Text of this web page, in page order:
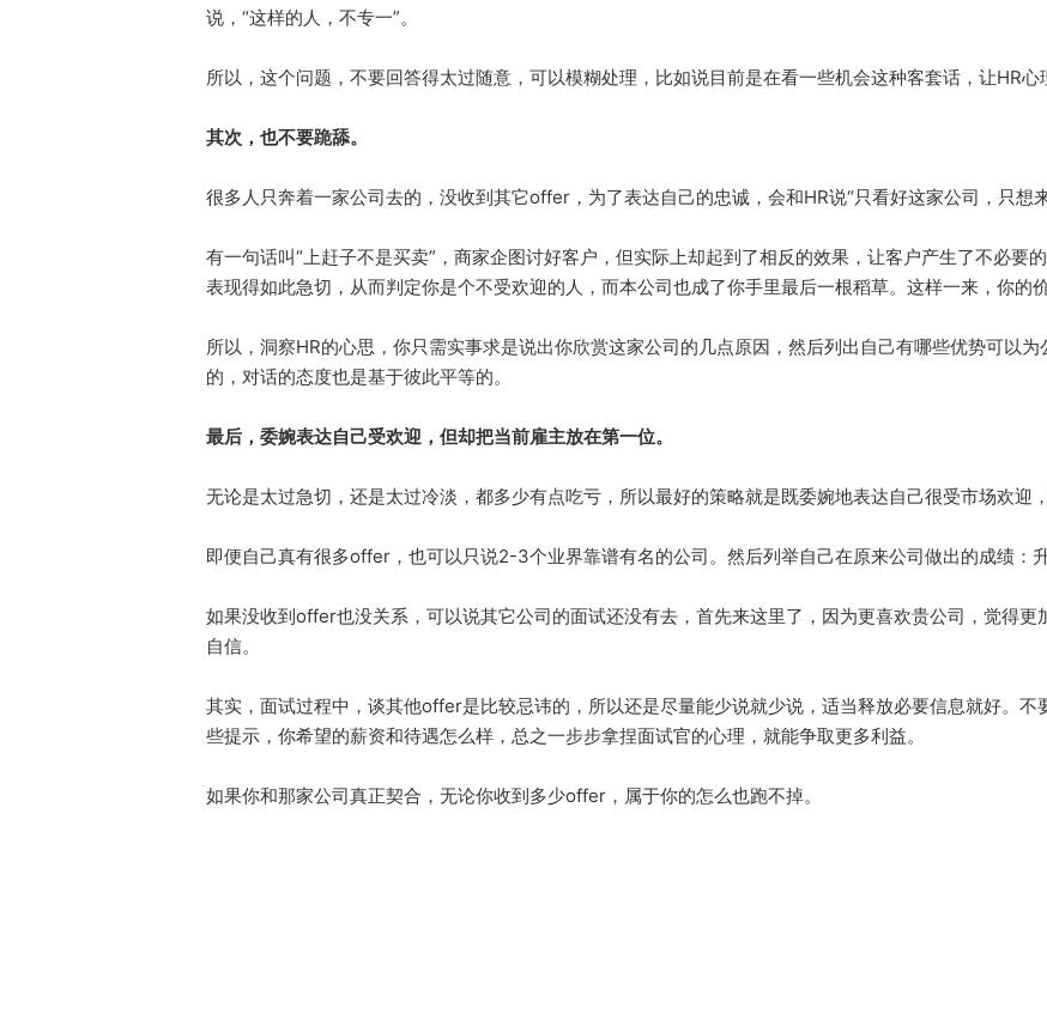
说，“这样的人，不专一”。
所以，这个问题，不要回答得太过随意，可以模糊处理，比如说目前是在看一些机会这种客套话，让HR心
其次，也不要跪舔。
很多人只奔着一家公司去的，没收到其它offer，为了表达自己的忠诚，会和HR说“只看好这家公司，只想来
有一句话叫“上赶子不是买卖”，商家企图讨好客户，但实际上却起到了相反的效果，让客户产生了不必要
表现得如此急切，从而判定你是个不受欢迎的人，而本公司也成了你手里最后一根稻草。这样一来，你的
所以，洞察HR的心思，你只需实事求是说出你欣赏这家公司的几点原因，然后列出自己有哪些优势可以
的，对话的态度也是基于彼此平等的。
最后，委婉表达自己受欢迎，但却把当前雇主放在第一位。
无论是太过急切，还是太过冷淡，都多少有点吃亏，所以最好的策略就是既委婉地表达自己很受市场欢迎
即便自己真有很多offer，也可以只说2-3个业界靠谱有名的公司。然后列举自己在原来公司做出的成绩：
如果没收到offer也没关系，可以说其它公司的面试还没有去，首先来这里了，因为更喜欢贵公司，觉得
自信。
其实，面试过程中，谈其他offer是比较忌讳的，所以还是尽量能少说就少说，适当释放必要信息就好。
些提示，你希望的薪资和待遇怎么样，总之一步步拿捏面试官的心理，就能争取更多利益。
如果你和那家公司真正契合，无论你收到多少offer，属于你的怎么也跑不掉。